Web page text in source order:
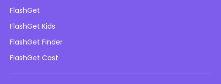
Gizlilik Politikası
Reklam Politikaları
Bilgilerimi Satma
Blog
Çocukların Çevrimiçi Güvenliği
İndir
FlashGet
FlashGet Kids
FlashGet Finder
FlashGet Cast